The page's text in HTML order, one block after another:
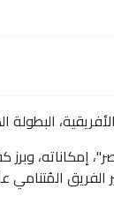
البطولة
إمكاناته،
المُتنامي